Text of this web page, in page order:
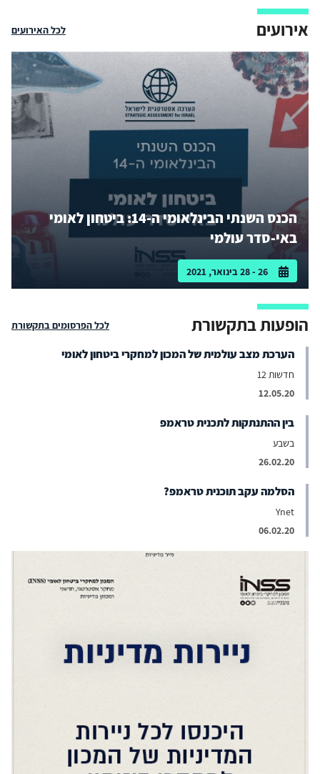
אירועים לכל האירועים
הכנס השנתי הבינלאומי ה-14: ביטחון לאומי
באי-סדר עולמי
הופעות בתקשורת לכל הפרסומים בתקשורת
הערכת מצב עולמית של המכון למחקרי ביטחון לאומי
חדשות 12
12.05.20
בין ההתנתקות לתכנית טראמפ
בשבע
26.02.20
הסלמה עקב תוכנית טראמפ?
Ynet
06.02.20